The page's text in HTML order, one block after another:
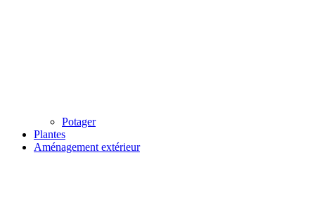
Potager
Plantes
Aménagement extérieur